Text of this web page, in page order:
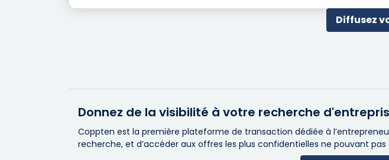
Diffusez
Donnez de la visibilité à votre recherche
Coppten est la première plateforme de transaction dédiée à
recherche, et d’accéder aux offres les plus confidentielles ne pouvant